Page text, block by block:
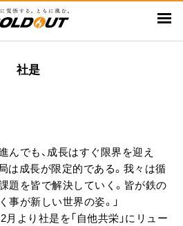
社是
んでも、成長はすぐ限界を迎え
は成長が限定的である。我々は循
題を皆で解決していく。皆が鉄の
事が新しい世界の姿。」
より社是を「自他共栄」にリュー